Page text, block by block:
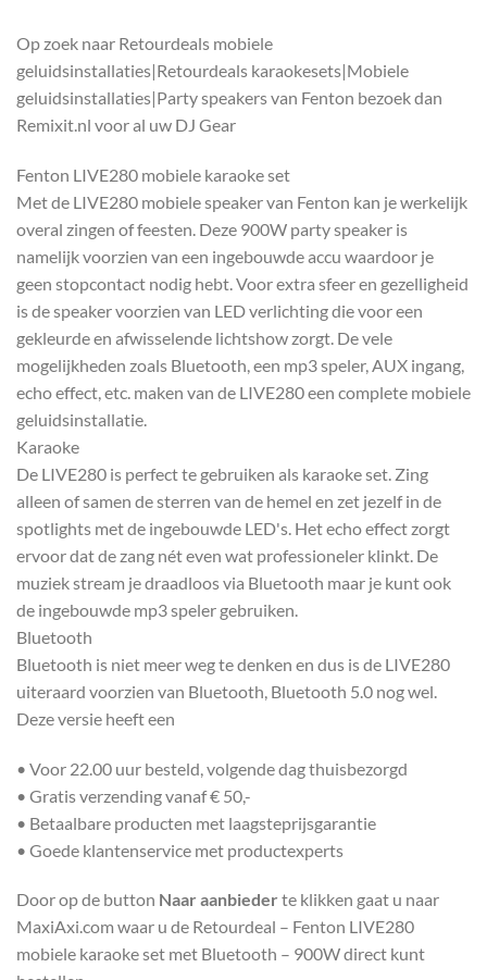
Op zoek naar Retourdeals mobiele
geluidsinstallaties|Retourdeals karaokesets|Mobiele
geluidsinstallaties|Party speakers van Fenton bezoek dan
Remixit.nl voor al uw DJ Gear
Fenton LIVE280 mobiele karaoke set
Met de LIVE280 mobiele speaker van Fenton kan je werkelijk
overal zingen of feesten. Deze 900W party speaker is
namelijk voorzien van een ingebouwde accu waardoor je
geen stopcontact nodig hebt. Voor extra sfeer en gezelligheid
is de speaker voorzien van LED verlichting die voor een
gekleurde en afwisselende lichtshow zorgt. De vele
mogelijkheden zoals Bluetooth, een mp3 speler, AUX ingang,
echo effect, etc. maken van de LIVE280 een complete mobiele
geluidsinstallatie.
Karaoke
De LIVE280 is perfect te gebruiken als karaoke set. Zing
alleen of samen de sterren van de hemel en zet jezelf in de
spotlights met de ingebouwde LED's. Het echo effect zorgt
ervoor dat de zang nét even wat professioneler klinkt. De
muziek stream je draadloos via Bluetooth maar je kunt ook
de ingebouwde mp3 speler gebruiken.
Bluetooth
Bluetooth is niet meer weg te denken en dus is de LIVE280
uiteraard voorzien van Bluetooth, Bluetooth 5.0 nog wel.
Deze versie heeft een
• Voor 22.00 uur besteld, volgende dag thuisbezorgd
• Gratis verzending vanaf € 50,-
• Betaalbare producten met laagsteprijsgarantie
• Goede klantenservice met productexperts
Door op de button Naar aanbieder te klikken gaat u naar
MaxiAxi.com waar u de Retourdeal – Fenton LIVE280
mobiele karaoke set met Bluetooth – 900W direct kunt